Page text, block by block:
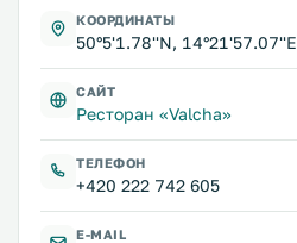
КООРДИНАТЫ
50°5'1.78''N, 14°21'57.07''E
САЙТ
Ресторан «Valcha»
ТЕЛЕФОН
+420 222 742 605
E-MAIL